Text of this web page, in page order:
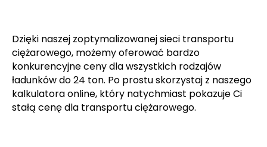
Dzięki naszej zoptymalizowanej sieci transportu
ciężarowego, możemy oferować bardzo
konkurencyjne ceny dla wszystkich rodzajów
ładunków do 24 ton. Po prostu skorzystaj z naszego
kalkulatora online, który natychmiast pokazuje Ci
stałą cenę dla transportu ciężarowego.